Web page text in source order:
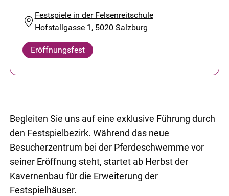
Festspiele in der Felsenreitschule
Hofstallgasse 1, 5020 Salzburg
Eröffnungsfest
Begleiten Sie uns auf eine exklusive Führung durch
den Festspielbezirk. Während das neue
Besucherzentrum bei der Pferdeschwemme vor
seiner Eröffnung steht, startet ab Herbst der
Kavernenbau für die Erweiterung der
Festspielhäuser.